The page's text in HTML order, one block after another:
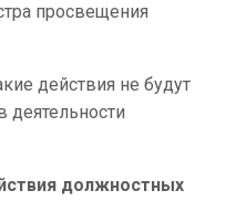
просвещения
действия не будут
деятельности
должностных